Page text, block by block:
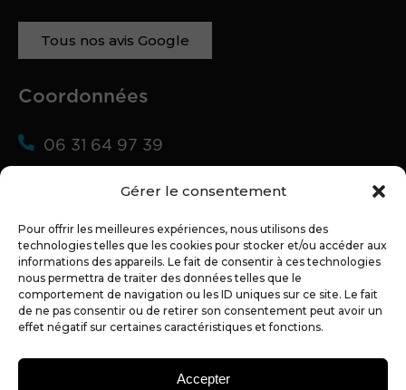
Gérer le consentement
Pour offrir les meilleures expériences, nous utilisons des
technologies telles que les cookies pour stocker et/ou accéder aux
informations des appareils. Le fait de consentir à ces technologies
nous permettra de traiter des données telles que le
comportement de navigation ou les ID uniques sur ce site. Le fait
de ne pas consentir ou de retirer son consentement peut avoir un
effet négatif sur certaines caractéristiques et fonctions.
Accepter
Tous nos avis Google
Coordonnées
06 31 64 97 39
54 bis Bd du 19 Mars 1962
44350 GUERANDE
© Copyright 2026 – Tous droits réservés – Réalisé par Partner